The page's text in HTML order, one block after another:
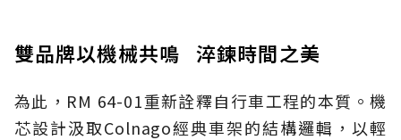
雙品牌以機械共鳴 淬鍊時間之美
為此，RM 64-01重新詮釋自行車工程的本質。機
芯設計汲取Colnago經典車架的結構邏輯，以輕